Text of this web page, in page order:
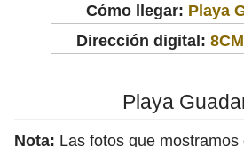
Cómo llegar: Playa
Dirección digital:
Playa
Nota: Las fotos que mostramos